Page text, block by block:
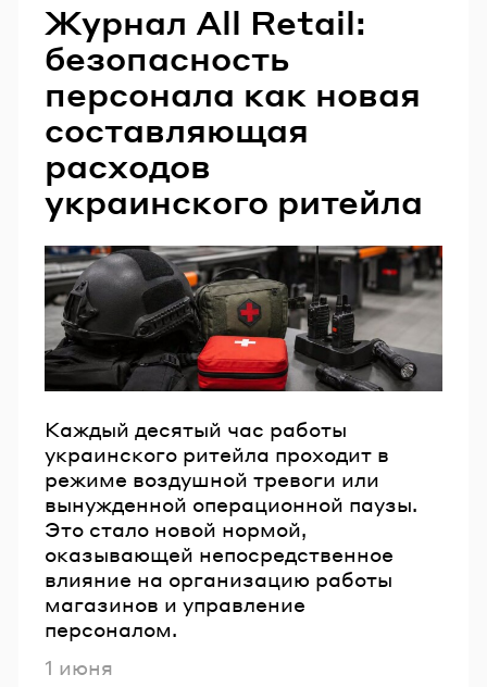
Журнал All Retail:
безопасность
персонала как новая
составляющая
расходов
украинского ритейла
Каждый десятый час работы
украинского ритейла проходит в
режиме воздушной тревоги или
вынужденной операционной паузы.
Это стало новой нормой,
оказывающей непосредственное
влияние на организацию работы
магазинов и управление
персоналом.
Опубликовано
1 июня